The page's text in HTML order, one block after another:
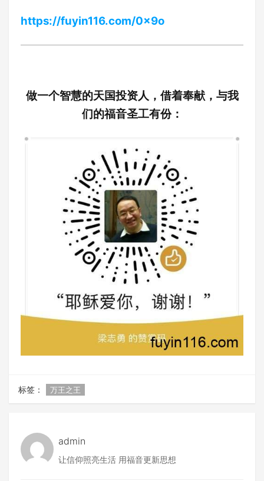
https://fuyin116.com/0x9o
做一个智慧的天国投资人，借着奉献，与我
们的福音圣工有份：
标签： 万王之王
admin
让信仰照亮生活 用福音更新思想